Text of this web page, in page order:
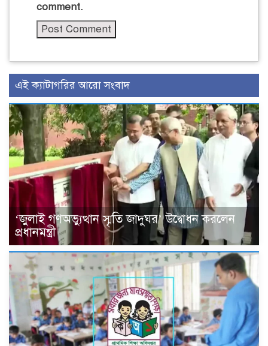
comment.
এই ক্যাটাগরির আরো সংবাদ
‘জুলাই গণঅভ্যুত্থান স্মৃতি জাদুঘর’ উদ্বোধন করলেন
প্রধানমন্ত্রী